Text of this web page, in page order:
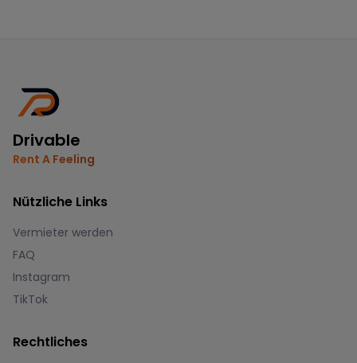
Drivable
Rent A Feeling
Nützliche Links
Vermieter werden
FAQ
Instagram
TikTok
Rechtliches